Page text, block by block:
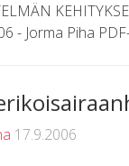
- Jorma Piha
17.9.2006